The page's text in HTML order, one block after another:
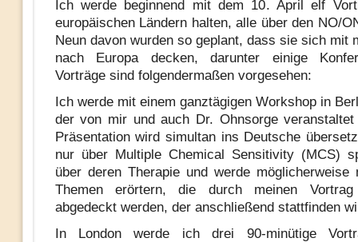
Ich werde beginnend mit dem 10. April elf
europäischen Ländern halten, alle über den NO/
Neun davon wurden so geplant, dass sie sich mit
nach Europa decken, darunter einige
Vorträge sind folgendermaßen vorgesehen:
Ich werde mit einem ganztägigen Workshop in
der von mir und auch Dr. Ohnsorge
Präsentation wird simultan ins Deutsche
nur über Multiple Chemical Sensitivity (MCS)
über deren Therapie und werde möglicherweise
Themen erörtern, die durch meinen
abgedeckt werden, der anschließend stattfinden
In London werde ich drei 90-minütige